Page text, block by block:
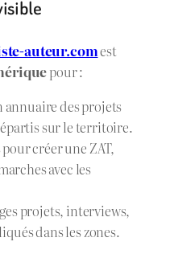
auteur.comest
pour :
annuaire des projets
sur le territoire.
créer une ZAT,
avec les
projets, interviews,
dans les zones.